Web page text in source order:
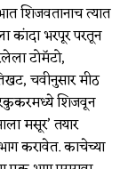
शिजवतानाच त्यात
कांदा भरपूर परतून
टोमॅटो,
चवीनुसार मीठ
शिजवून
मसूर’ तयार
करावेत. काचेच्या